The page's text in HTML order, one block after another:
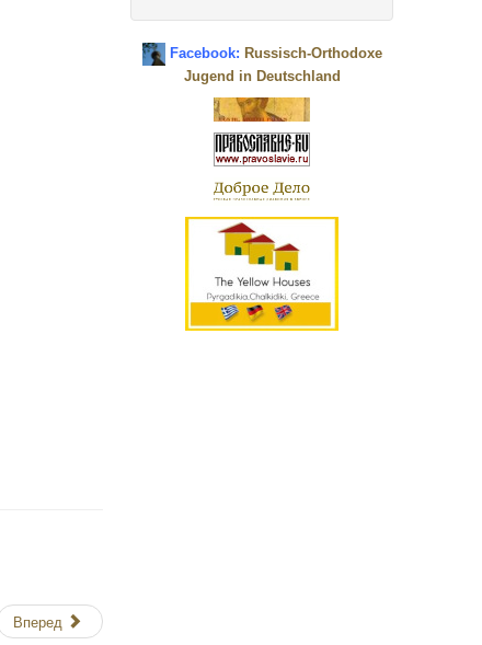
Вперед
Facebook: Russisch-Orthodoxe
Jugend in Deutschland